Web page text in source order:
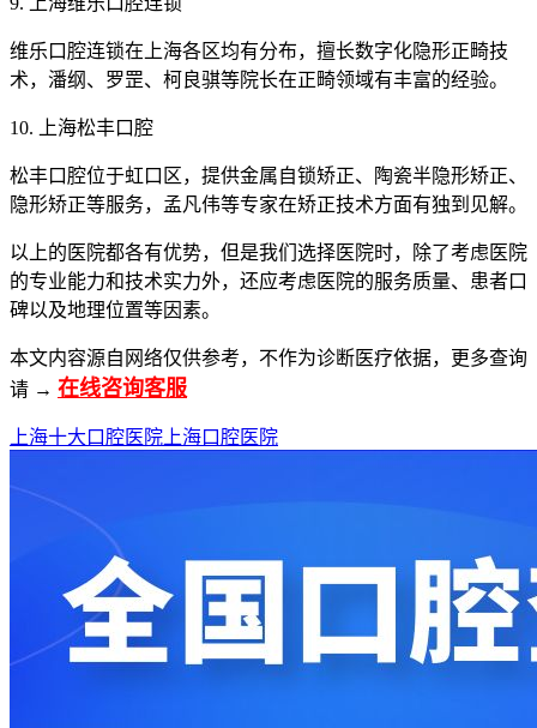
维乐口腔连锁在上海各区均有分布，擅长数字化隐形正畸技
术，潘纲、罗罡、柯良骐等院长在正畸领域有丰富的经验。
10. 上海松丰口腔
松丰口腔位于虹口区，提供金属自锁矫正、陶瓷半隐形矫正、
隐形矫正等服务，孟凡伟等专家在矫正技术方面有独到见解。
以上的医院都各有优势，但是我们选择医院时，除了考虑医院
的专业能力和技术实力外，还应考虑医院的服务质量、患者口
碑以及地理位置等因素。
本文内容源自网络仅供参考，不作为诊断医疗依据，更多查询
请 → 在线咨询客服
上海十大口腔医院 上海口腔医院